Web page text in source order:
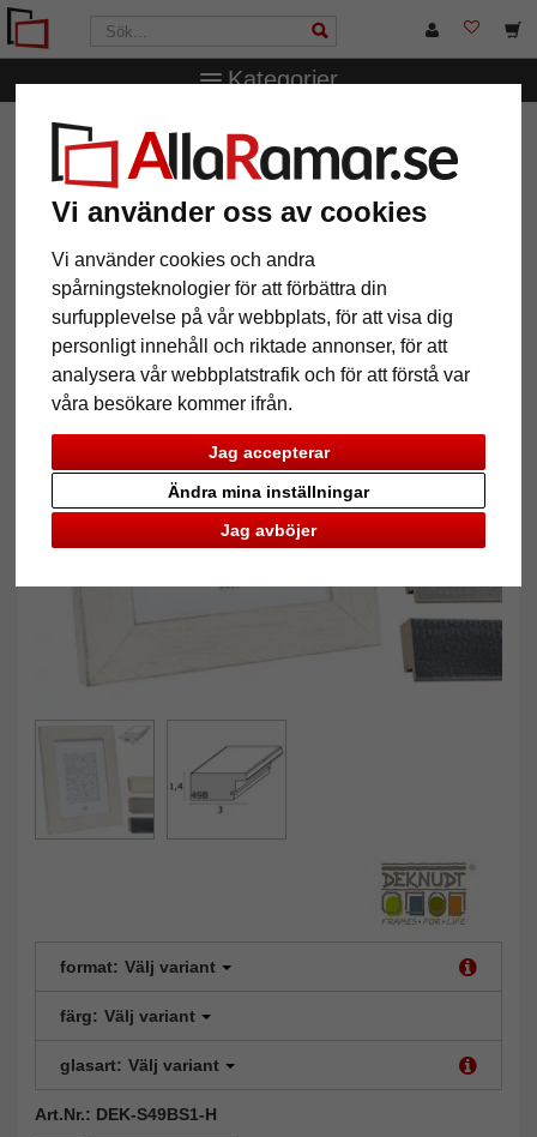
Vi använder oss av cookies
Vi använder cookies och andra
spårningsteknologier för att förbättra din
surfupplevelse på vår webbplats, för att visa dig
personligt innehåll och riktade annonser, för att
analysera vår webbplatstrafik och för att förstå var
våra besökare kommer ifrån.
Jag accepterar
Jag avböjer
Ändra mina inställningar
Kategorier
AllaRamar.se Ramstorlek
Träram Malmedy
Tillbaka
format: Välj variant
färg: Välj variant
glasart: Välj variant
Art.Nr.: DEK-S49BS1-H